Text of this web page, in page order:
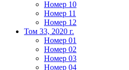
Номер 10
Номер 11
Номер 12
Том 33, 2020 г.
Номер 01
Номер 02
Номер 03
Номер 04